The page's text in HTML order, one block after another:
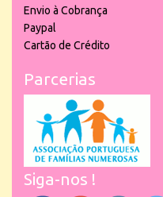
Envio à Cobrança
Paypal
Cartão de Crédito
Parcerias
Siga-nos !